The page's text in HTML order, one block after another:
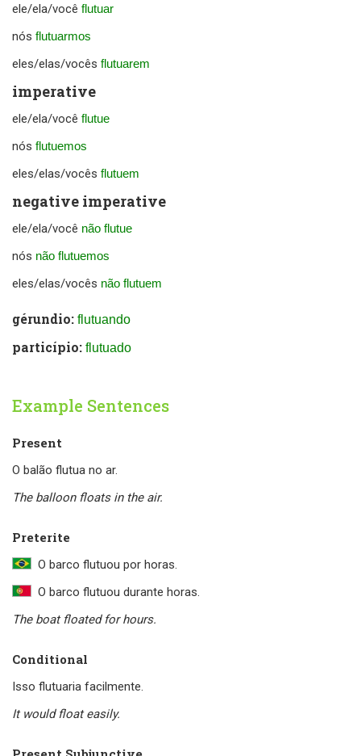
ele/ela/você flutuar
nós flutuarmos
eles/elas/vocês flutuarem
imperative
ele/ela/você flutue
nós flutuemos
eles/elas/vocês flutuem
negative imperative
ele/ela/você não flutue
nós não flutuemos
eles/elas/vocês não flutuem
gérundio: flutuando
particípio: flutuado
Example Sentences
Present
O balão flutua no ar.
The balloon floats in the air.
Preterite
O barco flutuou por horas.
O barco flutuou durante horas.
The boat floated for hours.
Conditional
Isso flutuaria facilmente.
It would float easily.